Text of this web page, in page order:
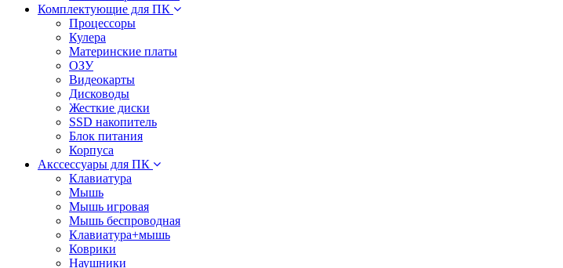
Комплектующие для ПК
Процессоры
Кулера
Материнские платы
ОЗУ
Видеокарты
Дисководы
Жесткие диски
SSD накопитель
Блок питания
Корпуса
Акссессуары для ПК
Клавиатура
Мышь
Мышь игровая
Мышь беспроводная
Клавиатура+мышь
Коврики
Наушники